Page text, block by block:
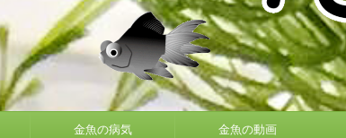
金魚の病気 金魚の動画